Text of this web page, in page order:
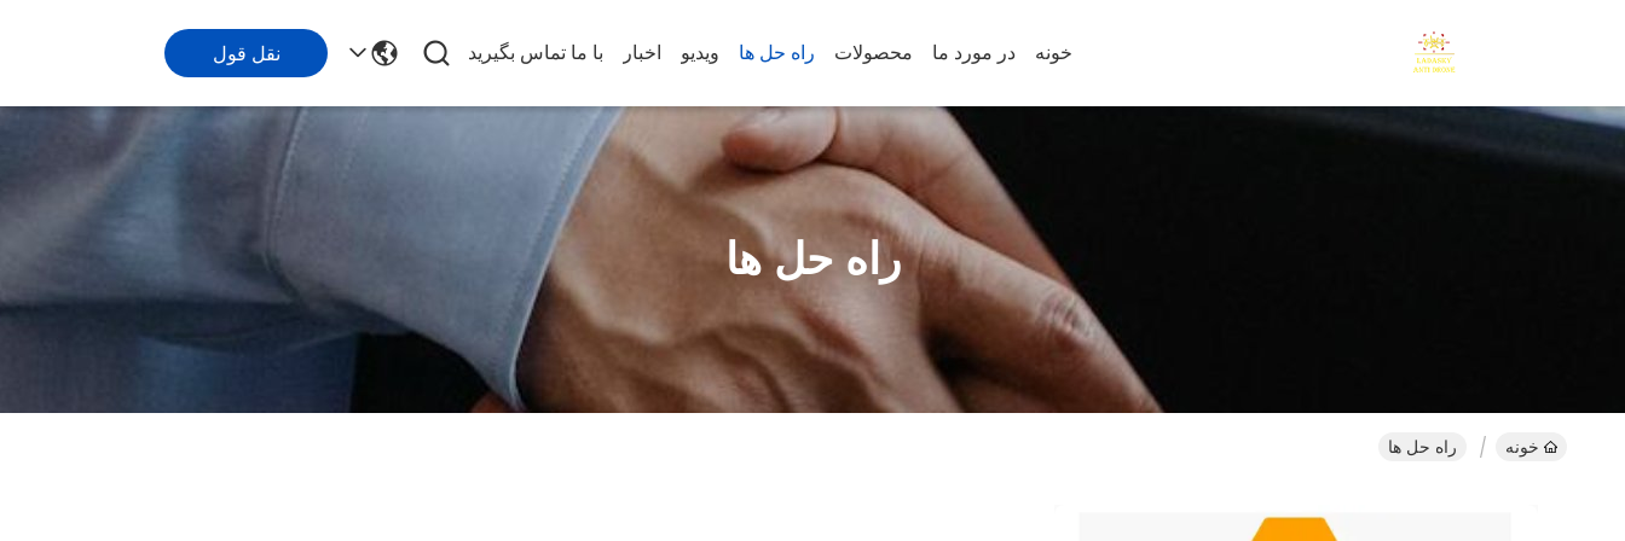
خونه در مورد ما محصولات راه حل ها ویدیو اخبار با ما تماس بگیرید نقل قول
راه حل ها
خونه راه حل ها